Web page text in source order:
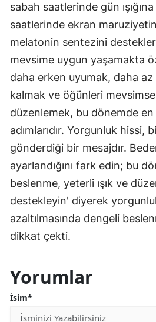
sabah saatlerinde gün
saatlerinde ekran
melatonin sentezini
mevsime uygun yaşamakta
daha erken uyumak, daha
kalmak ve öğünleri
düzenlemek, bu dönemde
adımlarıdır. Yorgunluk hissi,
gönderdiği bir mesajdır.
ayarlandığını fark edin; bu
beslenme, yeterli ışık ve
destekleyin' diyerek
azaltılmasında dengeli
dikkat çekti.
Yorumlar
İsim*